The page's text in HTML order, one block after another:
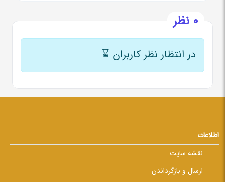
0 نظر
در انتظار نظر کاربران ⌛
اطلاعات
نقشه سایت
ارسال و بازگرداندن